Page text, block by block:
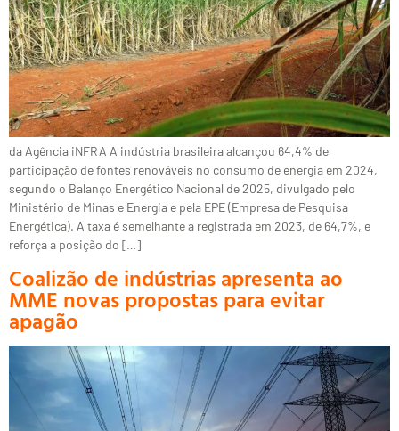
da Agência iNFRA A indústria brasileira alcançou 64,4% de
participação de fontes renováveis no consumo de energia em 2024,
segundo o Balanço Energético Nacional de 2025, divulgado pelo
Ministério de Minas e Energia e pela EPE (Empresa de Pesquisa
Energética). A taxa é semelhante a registrada em 2023, de 64,7%, e
reforça a posição do […]
Coalizão de indústrias apresenta ao
MME novas propostas para evitar
apagão